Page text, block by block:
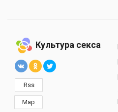
Культура секса
Rss
Map